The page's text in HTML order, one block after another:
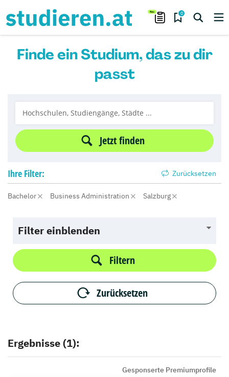
0
Finde ein Studium, das zu dir
passt
Jetzt finden
Ihre Filter: Zurücksetzen
Bachelor Business Administration Salzburg
Filter einblenden
Filtern
Zurücksetzen
Ergebnisse (1):
Gesponserte Premiumprofile